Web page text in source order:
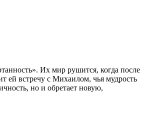
Их мир рушится, когда после
ей встречу с Михаилом, чья мудрость
но и обретает новую,